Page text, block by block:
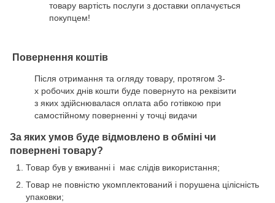
товару вартість послуги з доставки оплачується
покупцем!
Повернення коштів
Після отримання та огляду товару, протягом 3-
х робочих днів кошти буде повернуто на реквізити
з яких здійснювалася оплата або готівкою при
самостійному поверненні у точці видачи
За яких умов буде відмовлено в обміні чи
повернені товару?
Товар був у вживанні і має слідів використання;
Товар не повністю укомплектований і порушена цілісність
упаковки;